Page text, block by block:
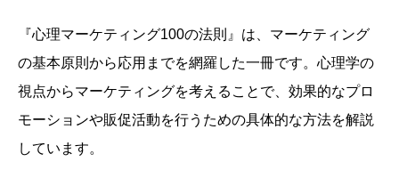
『心理マーケティング100の法則』は、マーケティング
の基本原則から応用までを網羅した一冊です。心理学の
視点からマーケティングを考えることで、効果的なプロ
モーションや販促活動を行うための具体的な方法を解説
しています。